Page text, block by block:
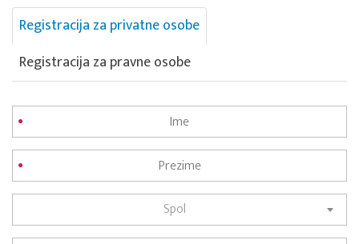
Registracija za privatne osobe
Registracija za pravne osobe
Spol